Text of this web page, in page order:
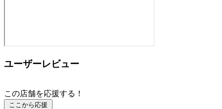
ユーザーレビュー
この店舗を応援する！
ここから応援